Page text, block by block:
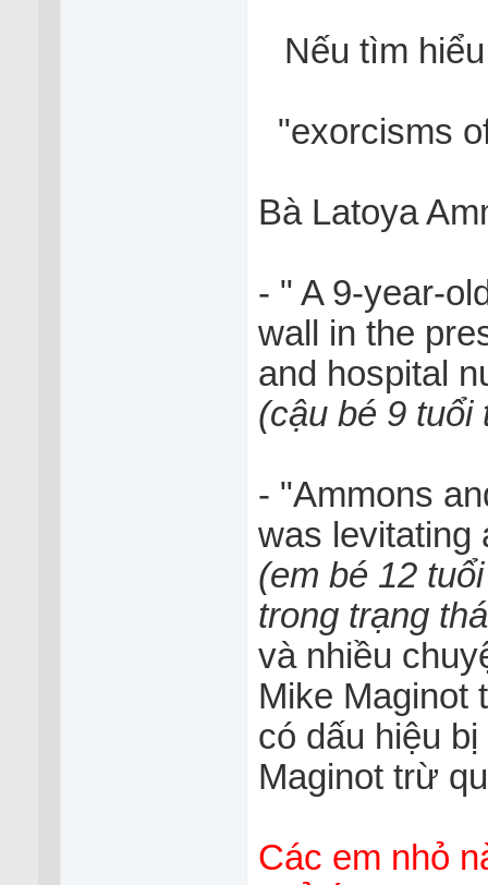
Nếu tìm
"exorcisms
Bà Latoya
- " A 9-year-
wall in the
and hospital
(cậu bé 9
- "Ammons
was levitating
(em bé 12
trong trạng
và nhiều
Mike Maginot
có dấu hiệu
Maginot trừ
Các em nhỏ